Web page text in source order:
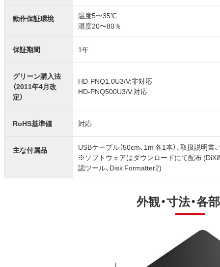
動作保証環境
温度5〜35℃
湿度20〜80％
保証期間 1年
グリーン購入法
（2011年4月改
定）
HD-PNQ1.0U3/V:非対応
HD-PNQ500U3/V:対応
RoHS基準値 対応
主な付属品
USBケーブル（50cm、1m 各1本）、取扱説明書
※ソフトウェアはダウンロードにて配布
認ツール、Disk Formatter2)
外観・寸法・各